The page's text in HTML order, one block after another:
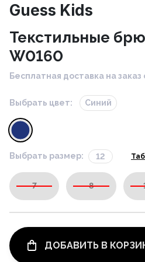
Guess Kids
Текстильные
W0160
Бесплатная доставка на заказ
Выбрать цвет: Синий
Выбрать размер: 12
7 8
ДОБАВИТЬ В